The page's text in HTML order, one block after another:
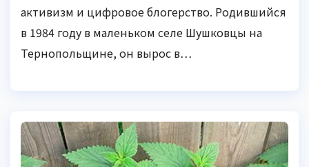
активизм и цифровое блогерство. Родившийся
в 1984 году в маленьком селе Шушковцы на
Тернопольщине, он вырос в…